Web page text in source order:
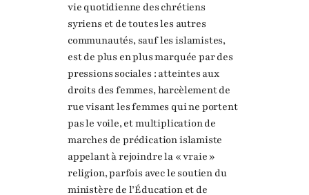
vie quotidienne des chrétiens
syriens et de toutes les autres
communautés, sauf les islamistes,
est de plus en plus marquée par des
pressions sociales : atteintes aux
droits des femmes, harcèlement de
rue visant les femmes qui ne portent
pas le voile, et multiplication de
marches de prédication islamiste
appelant à rejoindre la « vraie »
religion, parfois avec le soutien du
ministère de l’Éducation et de